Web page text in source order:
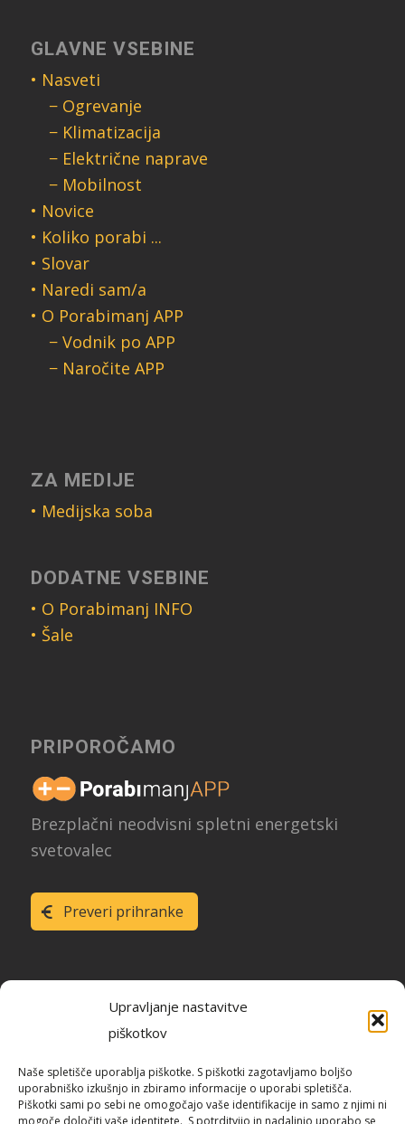
Upravljanje nastavitve
piškotkov
Naše spletišče uporablja piškotke. S piškotki zagotavljamo boljšo
uporabniško izkušnjo in zbiramo informacije o uporabi spletišča.
Piškotki sami po sebi ne omogočajo vaše identifikacije in samo z njimi ni
mogoče določiti vaše identitete. S potrditvijo in nadaljnjo uporabo se
GLAVNE VSEBINE
• Nasveti
− Ogrevanje
− Klimatizacija
− Električne naprave
− Mobilnost
• Novice
• Koliko porabi ...
• Slovar
• Naredi sam/a
• O Porabimanj APP
− Vodnik po APP
− Naročite APP
ZA MEDIJE
• Medijska soba
DODATNE VSEBINE
• O Porabimanj INFO
• Šale
PRIPOROČAMO
Brezplačni neodvisni spletni energetski
svetovalec
Preveri prihranke
Slovenije